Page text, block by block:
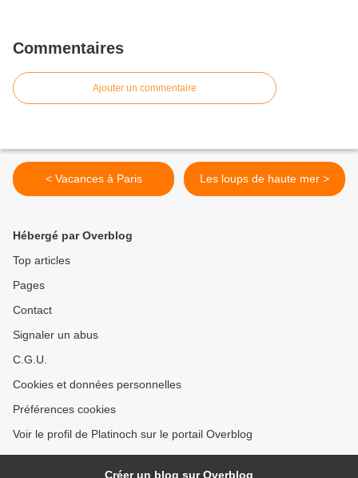
Commentaires
Ajouter un commentaire
< Vacances à Paris Les loups de haute mer >
Hébergé par Overblog
Top articles
Pages
Contact
Signaler un abus
C.G.U.
Cookies et données personnelles
Préférences cookies
Voir le profil de Platinoch sur le portail Overblog
Créer un blog sur Overblog